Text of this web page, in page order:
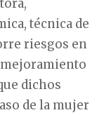
técnica de
riesgos en
mejoramiento
dichos
de la mujer